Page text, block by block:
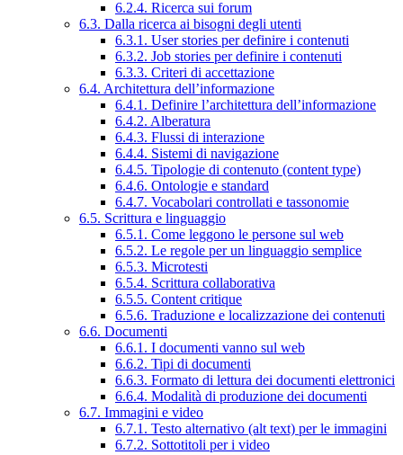
6.2.4. Ricerca sui forum
6.3. Dalla ricerca ai bisogni degli utenti
6.3.1. User stories per definire i contenuti
6.3.2. Job stories per definire i contenuti
6.3.3. Criteri di accettazione
6.4. Architettura dell’informazione
6.4.1. Definire l’architettura dell’informazione
6.4.2. Alberatura
6.4.3. Flussi di interazione
6.4.4. Sistemi di navigazione
6.4.5. Tipologie di contenuto (content type)
6.4.6. Ontologie e standard
6.4.7. Vocabolari controllati e tassonomie
6.5. Scrittura e linguaggio
6.5.1. Come leggono le persone sul web
6.5.2. Le regole per un linguaggio semplice
6.5.3. Microtesti
6.5.4. Scrittura collaborativa
6.5.5. Content critique
6.5.6. Traduzione e localizzazione dei contenuti
6.6. Documenti
6.6.1. I documenti vanno sul web
6.6.2. Tipi di documenti
6.6.3. Formato di lettura dei documenti elettronici
6.6.4. Modalità di produzione dei documenti
6.7. Immagini e video
6.7.1. Testo alternativo (alt text) per le immagini
6.7.2. Sottotitoli per i video